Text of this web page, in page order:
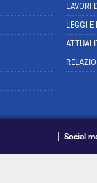
LAVORI
LEGGI E
Social